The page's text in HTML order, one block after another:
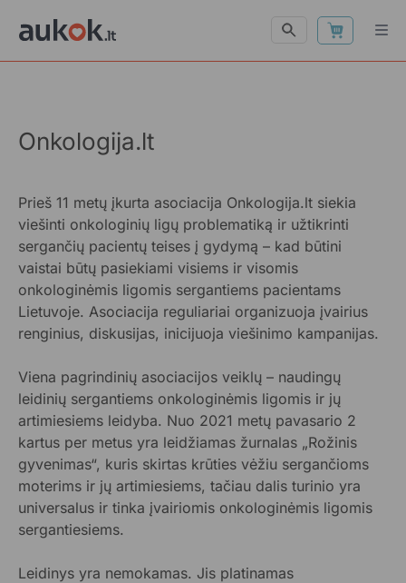
Onkologija.lt
Prieš 11 metų įkurta asociacija Onkologija.lt siekia
viešinti onkologinių ligų problematiką ir užtikrinti
sergančių pacientų teises į gydymą – kad būtini
vaistai būtų pasiekiami visiems ir visomis
onkologinėmis ligomis sergantiems pacientams
Lietuvoje. Asociacija reguliariai organizuoja įvairius
renginius, diskusijas, inicijuoja viešinimo kampanijas.
Viena pagrindinių asociacijos veiklų – naudingų
leidinių sergantiems onkologinėmis ligomis ir jų
artimiesiems leidyba. Nuo 2021 metų pavasario 2
kartus per metus yra leidžiamas žurnalas „Rožinis
gyvenimas“, kuris skirtas krūties vėžiu sergančioms
moterims ir jų artimiesiems, tačiau dalis turinio yra
universalus ir tinka įvairiomis onkologinėmis ligomis
sergantiesiems.
Leidinys yra nemokamas. Jis platinamas